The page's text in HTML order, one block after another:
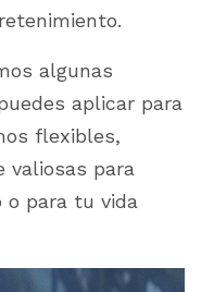
algunas
aplicar para
flexibles,
valiosas para
o para tu vida